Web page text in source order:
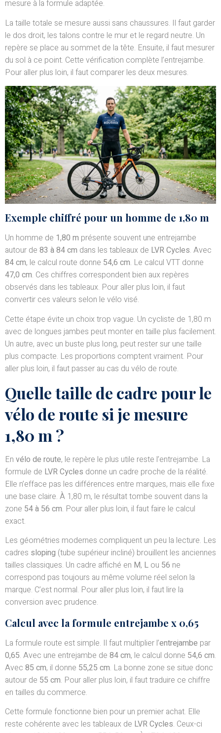
mesure à la formule adaptée.
La taille totale se mesure aussi sans chaussures. Il faut garder
le dos droit, les talons contre le mur et le regard neutre. Un
repère se place au sommet de la tête. Ensuite, il faut mesurer
du sol à ce point. Cette vérification complète l’entrejambe.
Pour aller plus loin, il faut comparer les deux mesures.
Exemple chiffré pour un homme de 1,80 m
Un homme de 1,80 m présente souvent une entrejambe
autour de 83 à 84 cm dans les tableaux de LVR Cycles. Avec
84 cm, le calcul route donne 54,6 cm. Le calcul VTT donne
47,0 cm. Ces chiffres correspondent bien aux repères
observés dans les tableaux. Pour aller plus loin, il faut
convertir ces valeurs selon le vélo visé.
Cette étape évite un choix trop vague. Un cycliste de 1,80 m
avec de longues jambes peut monter en taille plus facilement.
Un autre, avec un buste plus long, peut rester sur une taille
plus compacte. Les proportions comptent vraiment. Pour
aller plus loin, il faut passer au cas du vélo de route.
Quelle taille de cadre pour le
vélo de route si je mesure
1,80 m ?
En vélo de route, le repère le plus utile reste l’entrejambe. La
formule de LVR Cycles donne un cadre proche de la réalité.
Elle n’efface pas les différences entre marques, mais elle fixe
une base claire. À 1,80 m, le résultat tombe souvent dans la
zone 54 à 56 cm. Pour aller plus loin, il faut faire le calcul
exact.
Les géométries modernes compliquent un peu la lecture. Les
cadres sloping (tube supérieur incliné) brouillent les anciennes
tailles classiques. Un cadre affiché en M, L ou 56 ne
correspond pas toujours au même volume réel selon la
marque. C’est normal. Pour aller plus loin, il faut lire la
conversion avec prudence.
Calcul avec la formule entrejambe x 0,65
La formule route est simple. Il faut multiplier l’entrejambe par
0,65. Avec une entrejambe de 84 cm, le calcul donne 54,6 cm.
Avec 85 cm, il donne 55,25 cm. La bonne zone se situe donc
autour de 55 cm. Pour aller plus loin, il faut traduire ce chiffre
en tailles du commerce.
Cette formule fonctionne bien pour un premier achat. Elle
reste cohérente avec les tableaux de LVR Cycles. Ceux-ci